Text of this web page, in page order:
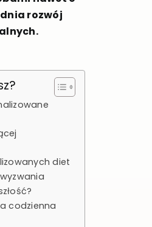
rozwój
diet
codzienna